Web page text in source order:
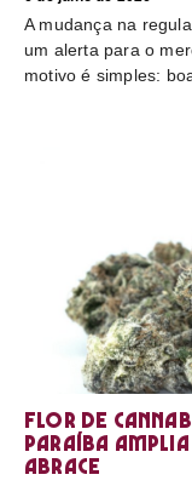
A mudança na
um alerta para o
motivo é simples:
Flor de
Paraíba
Abrace